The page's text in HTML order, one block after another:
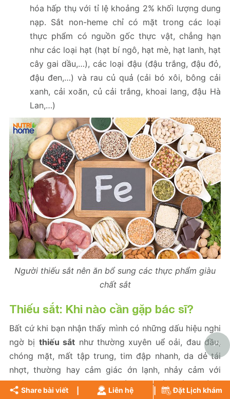
hóa hấp thụ với tỉ lệ khoảng 2% khối lượng dung
nạp. Sắt non-heme chỉ có mặt trong các loại
thực phẩm có nguồn gốc thực vật, chẳng hạn
như các loại hạt (hạt bí ngô, hạt mè, hạt lanh, hạt
cây gai dầu,…), các loại đậu (đậu trắng, đậu đỏ,
đậu đen,…) và rau củ quả (cải bó xôi, bông cải
xanh, cải xoăn, củ cải trắng, khoai lang, đậu Hà
Lan,…)
Người thiếu sắt nên ăn bổ sung các thực phẩm giàu
chất sắt
Thiếu sắt: Khi nào cần gặp bác sĩ?
Bất cứ khi bạn nhận thấy mình có những dấu hiệu nghi
ngờ bị thiếu sắt như thường xuyên uể oải, đau đầu,
chóng mặt, mất tập trung, tim đập nhanh, da dẻ tái
nhợt, thường hay cảm giác ớn lạnh, nhảy cảm với
nhiệt độ,… bạn hãy nhanh chóng đi khám bác sĩ càng
Share bài viết Liên hệ Đặt Lịch khám